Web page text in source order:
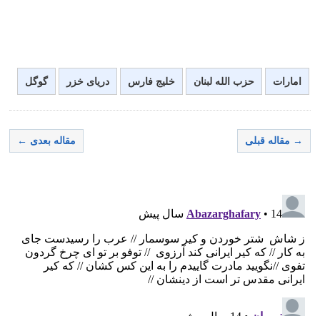
امارات حزب الله لبنان خلیج فارس دریای خزر گوگل
→ مقاله قبلی مقاله بعدی ←